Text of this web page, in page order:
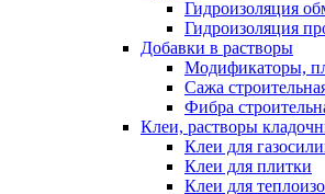
Гидроизоляция
Гидроизоляция
Добавки в растворы
Модификаторы,
Сажа
Фибра
Клеи, растворы
Клеи для
Клеи для плитки
Клеи для